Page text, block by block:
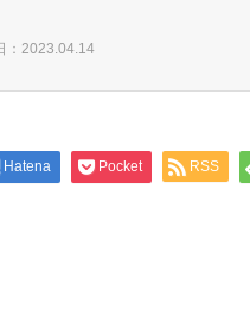
：2023.04.14
Hatena Pocket RSS